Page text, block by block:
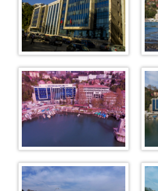
Cinsel Suçlar Soruşturma
Bilişim Suçları Soruşturma
Aile Suçları Soruşturma Bürosu
Uyuşturucu Suçları
Memur Suçları Soruşturma
Basın Suçları Soruşturma
Seri Yargılama Soruşturma
Dava Açılmasının Ertelenmesi
Zamanaşımı Suçları Bürosu
İlamat ve İnfaz Bürosu